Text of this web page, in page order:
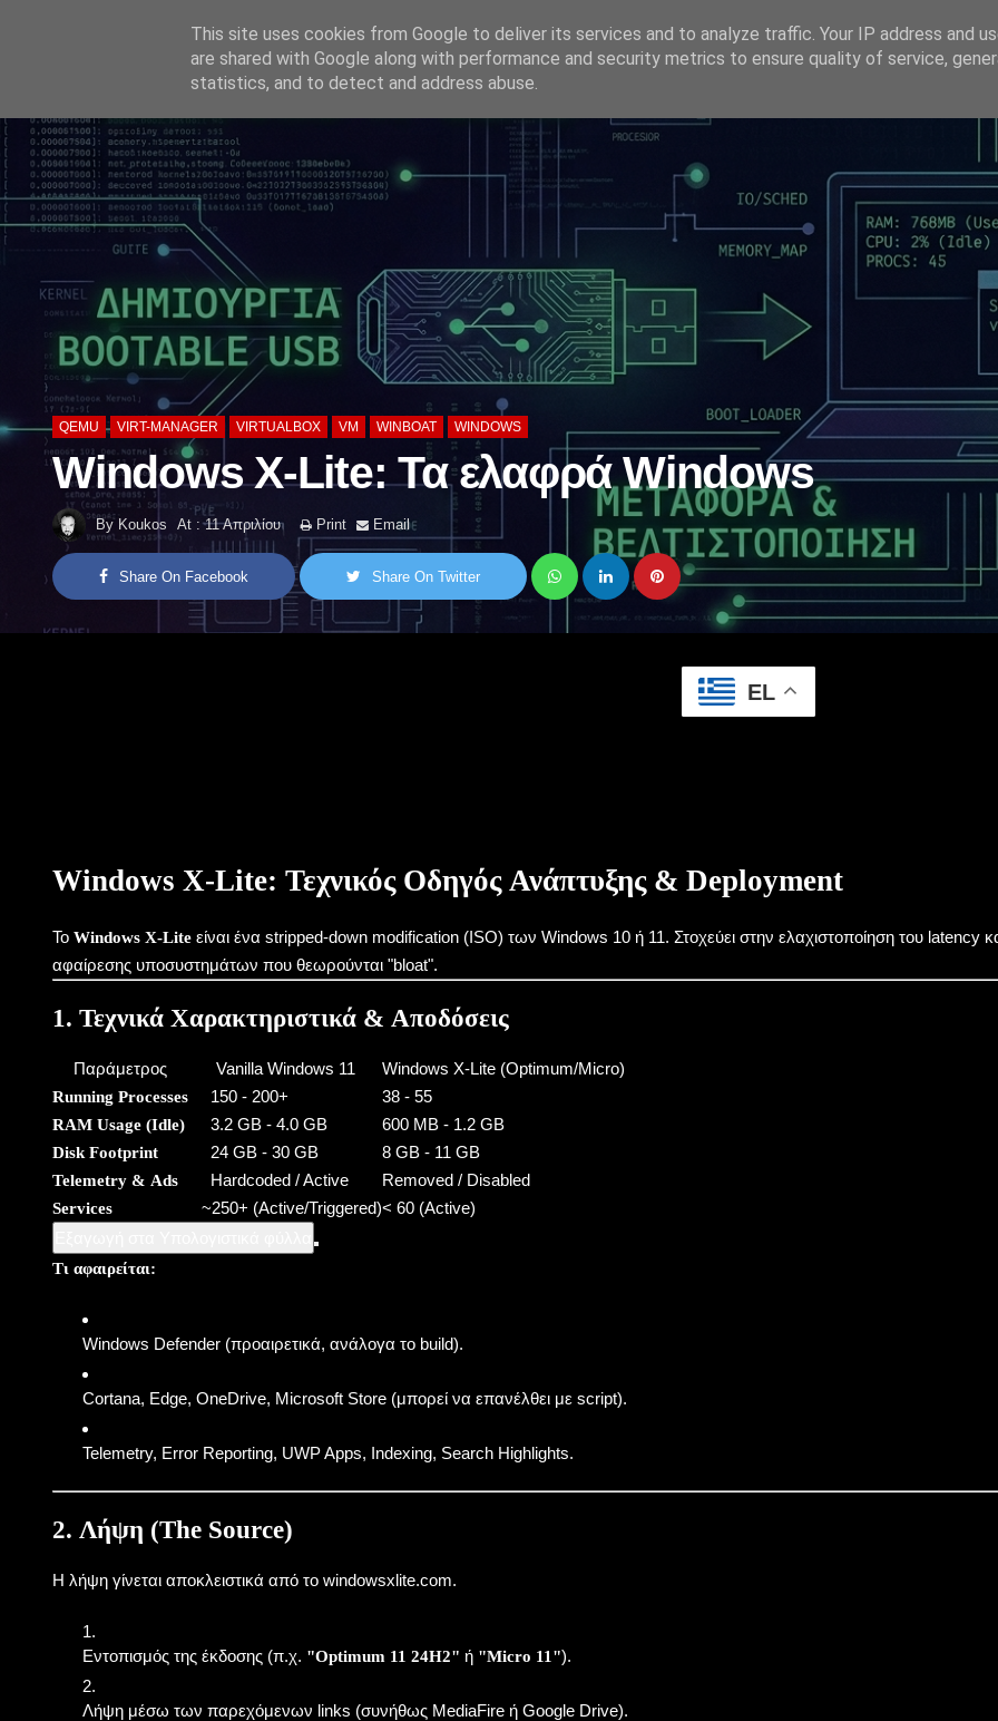
QEMU VIRT-MANAGER VIRTUALBOX VM WINBOAT WINDOWS
Windows X-Lite: Τα ελαφρά Windows
By Koukos At : 11 Απριλίου Print Email
Share On Facebook Share On Twitter
EL
Windows X-Lite: Τεχνικός Οδηγός Ανάπτυξης & Deployment
Το Windows X-Lite είναι ένα stripped-down modification (ISO) των Windows 10 ή 11. Στοχεύει στην ελαχιστοποίηση του
αφαίρεσης υποσυστημάτων που θεωρούνται "bloat".
1. Τεχνικά Χαρακτηριστικά & Αποδόσεις
Παράμετρος Vanilla Windows 11 Windows X-Lite (Optimum/Micro)
Running Processes 150 - 200+ 38 - 55
RAM Usage (Idle) 3.2 GB - 4.0 GB 600 MB - 1.2 GB
Disk Footprint 24 GB - 30 GB 8 GB - 11 GB
Telemetry & Ads Hardcoded / Active Removed / Disabled
Services ~250+ (Active/Triggered)< 60 (Active)
Τι αφαιρείται:
Windows Defender (προαιρετικά, ανάλογα το build).
Cortana, Edge, OneDrive, Microsoft Store (μπορεί να επανέλθει με script).
Telemetry, Error Reporting, UWP Apps, Indexing, Search Highlights.
2. Λήψη (The Source)
Η λήψη γίνεται αποκλειστικά από το windowsxlite.com.
Εντοπισμός της έκδοσης (π.χ. "Optimum 11 24H2" ή "Micro 11").
Λήψη μέσω των παρεχόμενων links (συνήθως MediaFire ή Google Drive).
WINDOWS
Windows 7/8 Network File
Sharing Fix
Koukos Sept 21, 2013
By
This site uses cookies from Google to deliver its services and to analyze traffic. Your IP address and
are shared with Google along with performance and security metrics to ensure quality of service,
statistics, and to detect and address abuse.